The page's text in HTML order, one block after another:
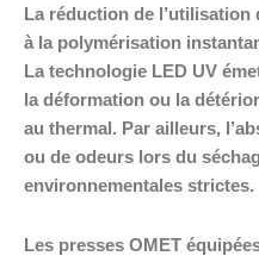
La réduction de l’utilisation
à la polymérisation
La technologie LED UV
la déformation ou la
au thermal. Par ailleurs,
ou de odeurs lors du
environnementales strictes.
Les presses OMET